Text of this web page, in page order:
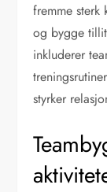
fremme
og bygge
inkluderer
styrker